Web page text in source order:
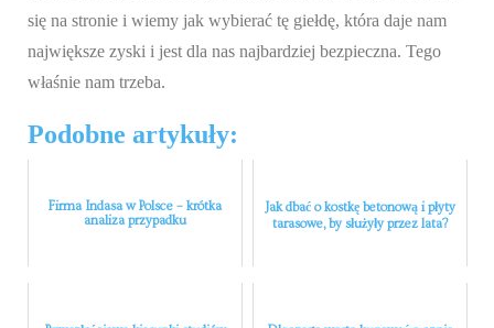
się na stronie i wiemy jak wybierać tę giełdę, która daje nam
największe zyski i jest dla nas najbardziej bezpieczna. Tego
właśnie nam trzeba.
Podobne artykuły:
Firma Indasa w Polsce – krótka
analiza przypadku
Jak dbać o kostkę betonową i płyty
tarasowe, by służyły przez lata?